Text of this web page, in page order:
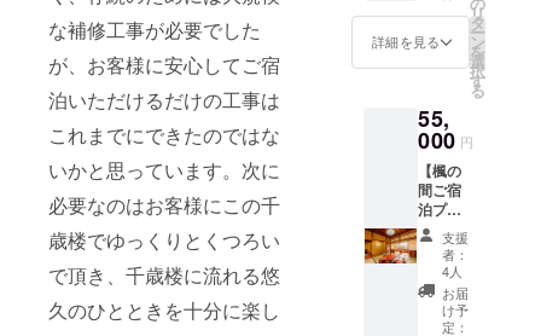
な補修工事が必要でした
が、お客様に安心してご宿
泊いただけるだけの工事は
これまでにできたのではな
いかと思っています。次に
必要なのはお客様にこの千
歳楼でゆっくりとくつろい
で頂き、千歳楼に流れる悠
久のひとときを十分に楽し
て、千
歳楼オ
リジナ
ルトー
グを作
成し皆
様にお
届けし
たいと
思いま
す。
是非記
念に千
歳楼オ
リジナ
ルトー
ます）
ニュー
前菜盛
り合わ
せ
海老の
香り揚
げ イ
ブキ
コーラ
ソース
養老町
（よも
ど） ・
薬草茶
草茶、
くろも
じ茶、
他（計8
種類）
内
容量：
3g
薬草の
種類：
ヨモ
1泊2日
です。
・お風
設備が
ない和
室のお
部屋に
なりま
す ・お
布団敷
のお部
屋です
・夕食
と朝食
り）
・掲
■松の間
1名様1
泊2日宿
泊券を
お送り
しま
す。 ・
お風呂
とトイ
レが付
いた和
備考欄
へ希望
（ご辞
退され
る場合
はその
旨ご記
入くだ
さい）
・掲
載期
間：
2025年
以降
の感謝
の気持
ちを込
めお礼
ルを送
信させ
ていた
だきま
す。 ■
ご支援
頂いた
皆様全
員のお
名前
（個人
名、法
詳細を見る
リ
タ
ー
ン
を
選
択
す
る
55,
000 円
【楓の
間ご宿
泊プラ
ン（2名
様）】
■心から
の感謝
の気持
ちを込
支援
者：
4人
お届
け予
定：